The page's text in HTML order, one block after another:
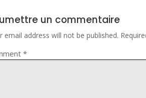
un commentaire
email address will not be published.
*